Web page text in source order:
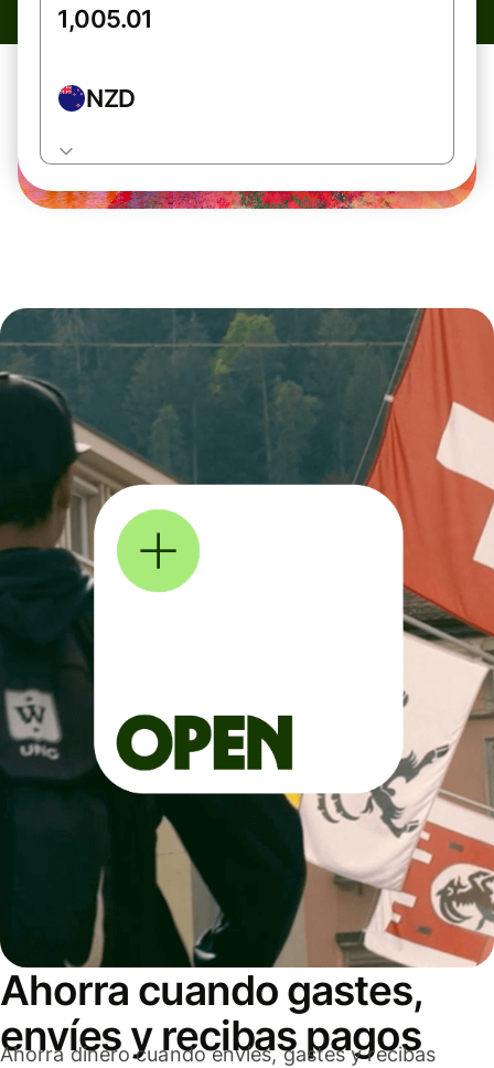
NZD
Ahorra cuando gastes,
envíes y recibas pagos
Ahorra dinero cuando envíes, gastes y recibas